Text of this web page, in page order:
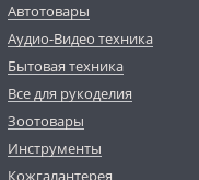
Автотовары
Аудио-Видео техника
Бытовая техника
Все для рукоделия
Зоотовары
Инструменты
Кожгалантерея